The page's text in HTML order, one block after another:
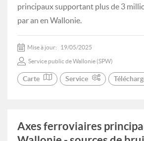
principaux supportant plus de 3
par an en Wallonie.
Mise à jour: 19/05/2025
Service public de Wallonie (SPW)
Carte Service
Axes ferroviaires